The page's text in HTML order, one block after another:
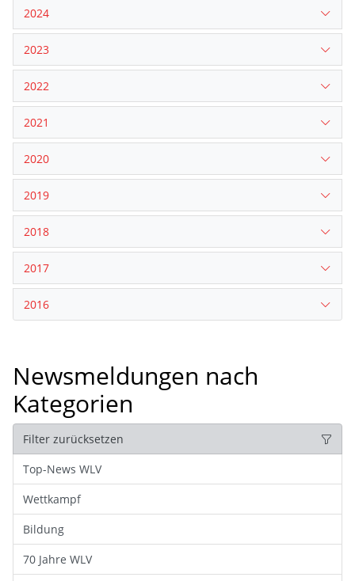
2024
2023
2022
2021
2020
2019
2018
2017
2016
Newsmeldungen nach
Kategorien
Filter zurücksetzen
Top-News WLV
Wettkampf
Bildung
70 Jahre WLV